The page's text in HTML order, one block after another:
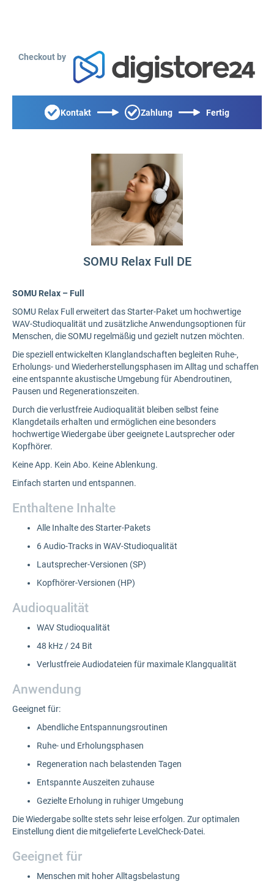
Checkout by
Kontakt Zahlung Fertig
SOMU Relax Full DE
SOMU Relax – Full
SOMU Relax Full erweitert das Starter-Paket um hochwertige
WAV-Studioqualität und zusätzliche Anwendungsoptionen für
Menschen, die SOMU regelmäßig und gezielt nutzen möchten.
Die speziell entwickelten Klanglandschaften begleiten Ruhe-,
Erholungs- und Wiederherstellungsphasen im Alltag und schaffen
eine entspannte akustische Umgebung für Abendroutinen,
Pausen und Regenerationszeiten.
Durch die verlustfreie Audioqualität bleiben selbst feine
Klangdetails erhalten und ermöglichen eine besonders
hochwertige Wiedergabe über geeignete Lautsprecher oder
Kopfhörer.
Keine App. Kein Abo. Keine Ablenkung.
Einfach starten und entspannen.
Enthaltene Inhalte
Alle Inhalte des Starter-Pakets
6 Audio-Tracks in WAV-Studioqualität
Lautsprecher-Versionen (SP)
Kopfhörer-Versionen (HP)
Audioqualität
WAV Studioqualität
48 kHz / 24 Bit
Verlustfreie Audiodateien für maximale Klangqualität
Anwendung
Geeignet für:
Abendliche Entspannungsroutinen
Ruhe- und Erholungsphasen
Regeneration nach belastenden Tagen
Entspannte Auszeiten zuhause
Gezielte Erholung in ruhiger Umgebung
Die Wiedergabe sollte stets sehr leise erfolgen. Zur optimalen
Einstellung dient die mitgelieferte LevelCheck-Datei.
Geeignet für
Menschen mit hoher Alltagsbelastung